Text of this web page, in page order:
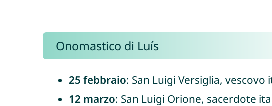
Onomastico di Luís
25 febbraio: San Luigi Versiglia,
12 marzo: San Luigi Orione, sacerdote